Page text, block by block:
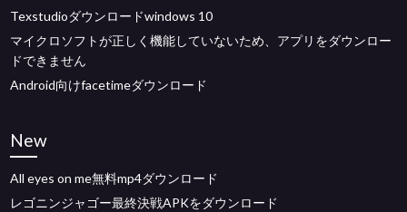
Texstudioダウンロードwindows 10
マイクロソフトが正しく機能していないため、アプリをダウンロー
ドできません
Android向けfacetimeダウンロード
New
All eyes on me無料mp4ダウンロード
レゴニンジャゴー最終決戦APKをダウンロード